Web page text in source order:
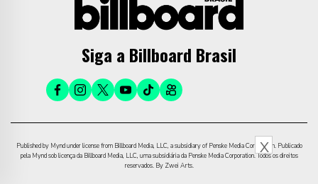
Siga a Billboard Brasil
Published by Mynd under license from Billboard Media, LLC, a subsidiary of Penske Media Corporation. Publicado
pela Mynd sob licença da Billboard Media, LLC, uma subsidiária da Penske Media Corporation. Todos os direitos
reservados. By Zwei Arts.
X